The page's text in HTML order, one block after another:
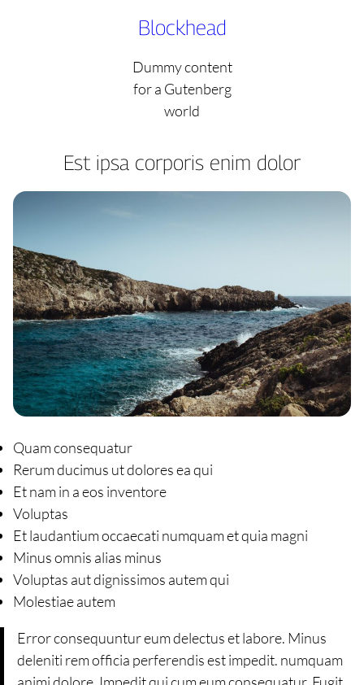
Blockhead
Dummy content
for a Gutenberg
world
Est ipsa corporis enim dolor
Quam consequatur
Rerum ducimus ut dolores ea qui
Et nam in a eos inventore
Voluptas
Et laudantium occaecati numquam et quia magni
Minus omnis alias minus
Voluptas aut dignissimos autem qui
Molestiae autem
Error consequuntur eum delectus et labore. Minus
deleniti rem officia perferendis est impedit. numquam